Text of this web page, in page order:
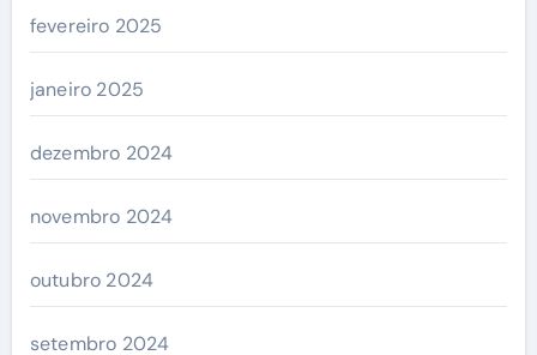
fevereiro 2025
janeiro 2025
dezembro 2024
novembro 2024
outubro 2024
setembro 2024